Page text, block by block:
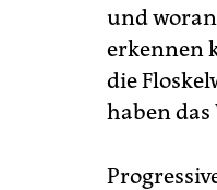
und
erkennen
die
haben